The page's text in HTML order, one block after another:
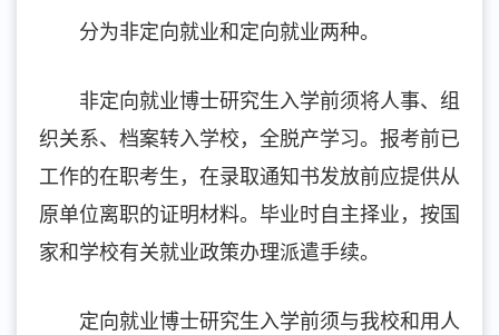
分为非定向就业和定向就业两种。
非定向就业博士研究生入学前须将人事、组
织关系、档案转入学校，全脱产学习。报考前已
工作的在职考生，在录取通知书发放前应提供从
原单位离职的证明材料。毕业时自主择业，按国
家和学校有关就业政策办理派遣手续。
定向就业博士研究生入学前须与我校和用人